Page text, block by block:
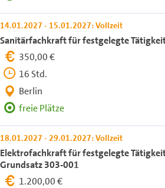
14.01.2027 - 15.01.2027: Vollzeit
Sanitärfachkraft für festgelegte
350,00 €
16 Std.
Berlin
freie Plätze
18.01.2027 - 29.01.2027: Vollzeit
Elektrofachkraft für festgelegte
Grundsatz 303-001
1.200,00 €